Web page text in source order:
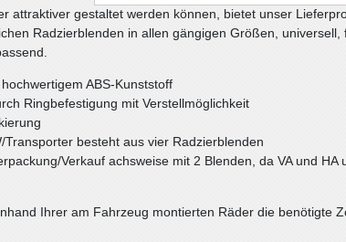
attraktiver gestaltet werden können, bietet unser
Radzierblenden in allen gängigen Größen, universell,
ABS-Kunststoff
Ringbefestigung mit Verstellmöglichkeit
Transporter besteht aus vier Radzierblenden
Verkauf achsweise mit 2 Blenden, da VA und HA
Ihrer am Fahrzeug montierten Räder die benötigte